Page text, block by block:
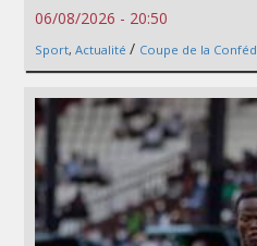
06/08/2026 - 20:50
Sport, Actualité / Coupe de la